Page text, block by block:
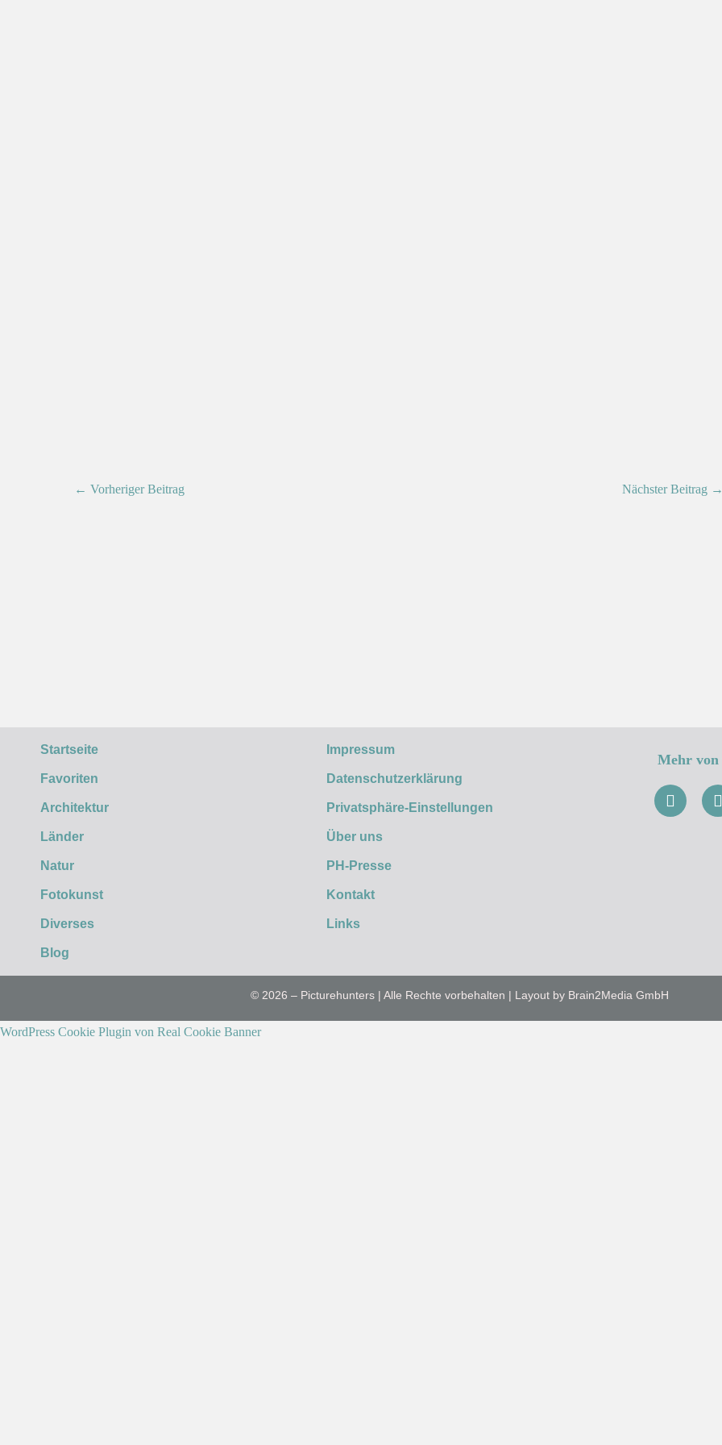
← Vorheriger Beitrag Nächster Beitrag →
Startseite
Favoriten
Architektur
Länder
Natur
Fotokunst
Diverses
Blog
Impressum
Datenschutzerklärung
Privatsphäre-Einstellungen
Über uns
PH-Presse
Kontakt
Links
Mehr von
© 2026 – Picturehunters | Alle Rechte vorbehalten | Layout by Brain2Media GmbH
WordPress Cookie Plugin von Real Cookie Banner